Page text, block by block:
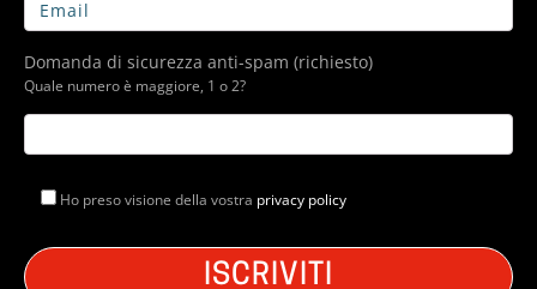
Domanda di sicurezza anti-spam (richiesto)
Quale numero è maggiore, 1 o 2?
Ho preso visione della vostra privacy policy